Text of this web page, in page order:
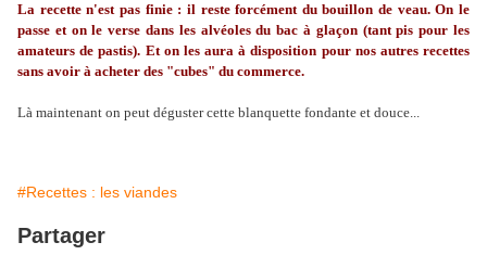
La recette n'est pas finie : il reste forcément du bouillon de veau. On le
passe et on le verse dans les alvéoles du bac à glaçon (tant pis pour les
amateurs de pastis). Et on les aura à disposition pour nos autres recettes
sans avoir à acheter des "cubes" du commerce.
Là maintenant on peut déguster cette blanquette fondante et douce...
#Recettes : les viandes
Partager